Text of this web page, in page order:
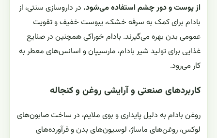
از پوست و دور چشم استفاده می‌شود. در داروسازی سنتی، از
بادام برای کمک به سرفه خشک، یبوست خفیف و تقویت
عمومی بدن بهره می‌گیرند. بادام خوراکی همچنین در صنایع
غذایی برای تولید شیر بادام، مارسیپان و اسانس‌های معطر به
کار می‌رود.
کاربردهای صنعتی و آرایشی روغن و کنجاله
روغن بادام به دلیل پایداری و بوی ملایم، در ساخت صابون‌های
لوکس، روغن‌های ماساژ، لوسیون‌های بدن و فرآورده‌های